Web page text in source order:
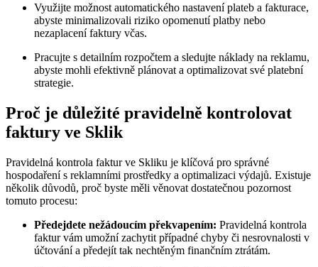
Využijte možnost automatického nastavení plateb a fakturace,
abyste minimalizovali ‍riziko opomenutí platby nebo
nezaplacení‌ faktury včas.
Pracujte s detailním rozpočtem a sledujte náklady na reklamu,
abyste ⁣mohli efektivně plánovat a optimalizovat své platební
⁣strategie.
Proč je důležité pravidelně kontrolovat
faktury ve Sklik
Pravidelná ⁢kontrola⁤ faktur ‌ve ‌Skliku je klíčová pro správné
hospodaření s reklamními prostředky a optimalizaci⁤ výdajů. Existuje
několik důvodů, proč byste měli‍ věnovat dostatečnou pozornost
tomuto procesu:
Předejdete ⁣nežádoucím překvapením: Pravidelná kontrola
faktur vám umožní zachytit ​případné ​chyby ⁣či nesrovnalosti v
účtování a předejít tak nechtěným finančním ztrátám.